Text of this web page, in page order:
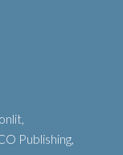
Publishing,